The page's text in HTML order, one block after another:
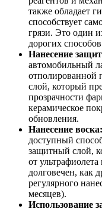
также обладает
способствует
грязи. Это один
дорогих
Нанесение
автомобильный
отполированной
слой, который
прозрачности
керамическое
обновления.
Нанесение воска:
доступный
защитный слой,
от
долговечен, как
регулярного
месяцев).
Использование